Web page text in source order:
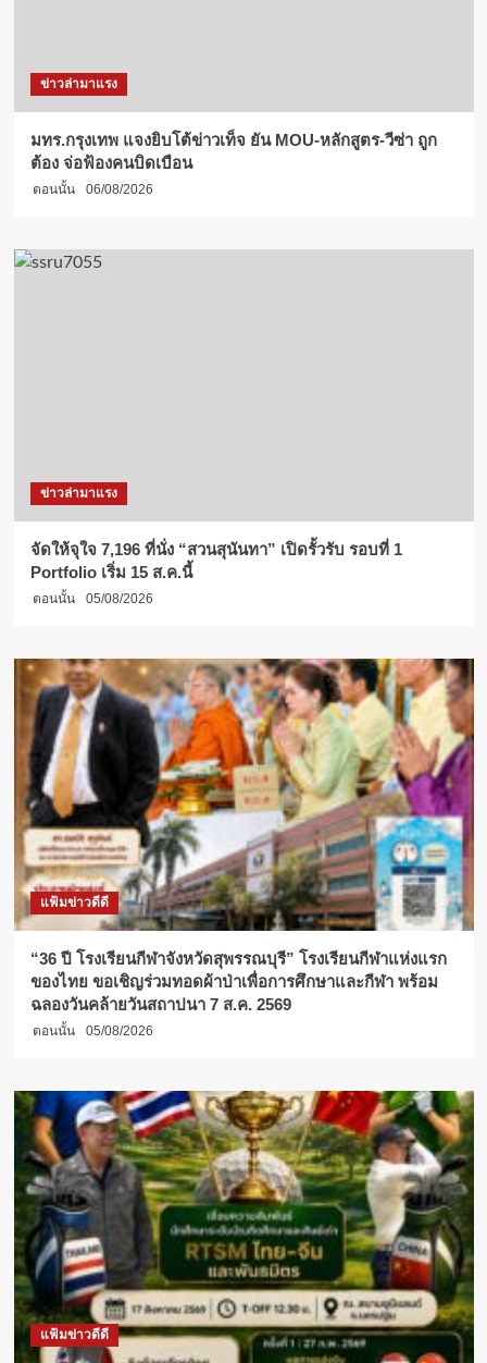
ข่าวล่ามาแรง
มทร.กรุงเทพ แจงยิบโต้ข่าวเท็จ ยัน MOU-หลักสูตร-วีซ่า ถูก
ต้อง จ่อฟ้องคนบิดเบือน
ตอนนั้น 06/08/2026
ข่าวล่ามาแรง
จัดให้จุใจ 7,196 ที่นั่ง “สวนสุนันทา” เปิดรั้วรับ รอบที่ 1
Portfolio เริ่ม 15 ส.ค.นี้
ตอนนั้น 05/08/2026
แฟ้มข่าวดีดี
“36 ปี โรงเรียนกีฬาจังหวัดสุพรรณบุรี” โรงเรียนกีฬาแห่งแรก
ของไทย ขอเชิญร่วมทอดผ้าป่าเพื่อการศึกษาและกีฬา พร้อม
ฉลองวันคล้ายวันสถาปนา 7 ส.ค. 2569
ตอนนั้น 05/08/2026
แฟ้มข่าวดีดี